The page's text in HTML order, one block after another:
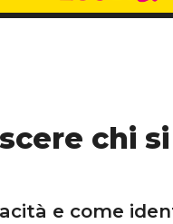
chi si
e come